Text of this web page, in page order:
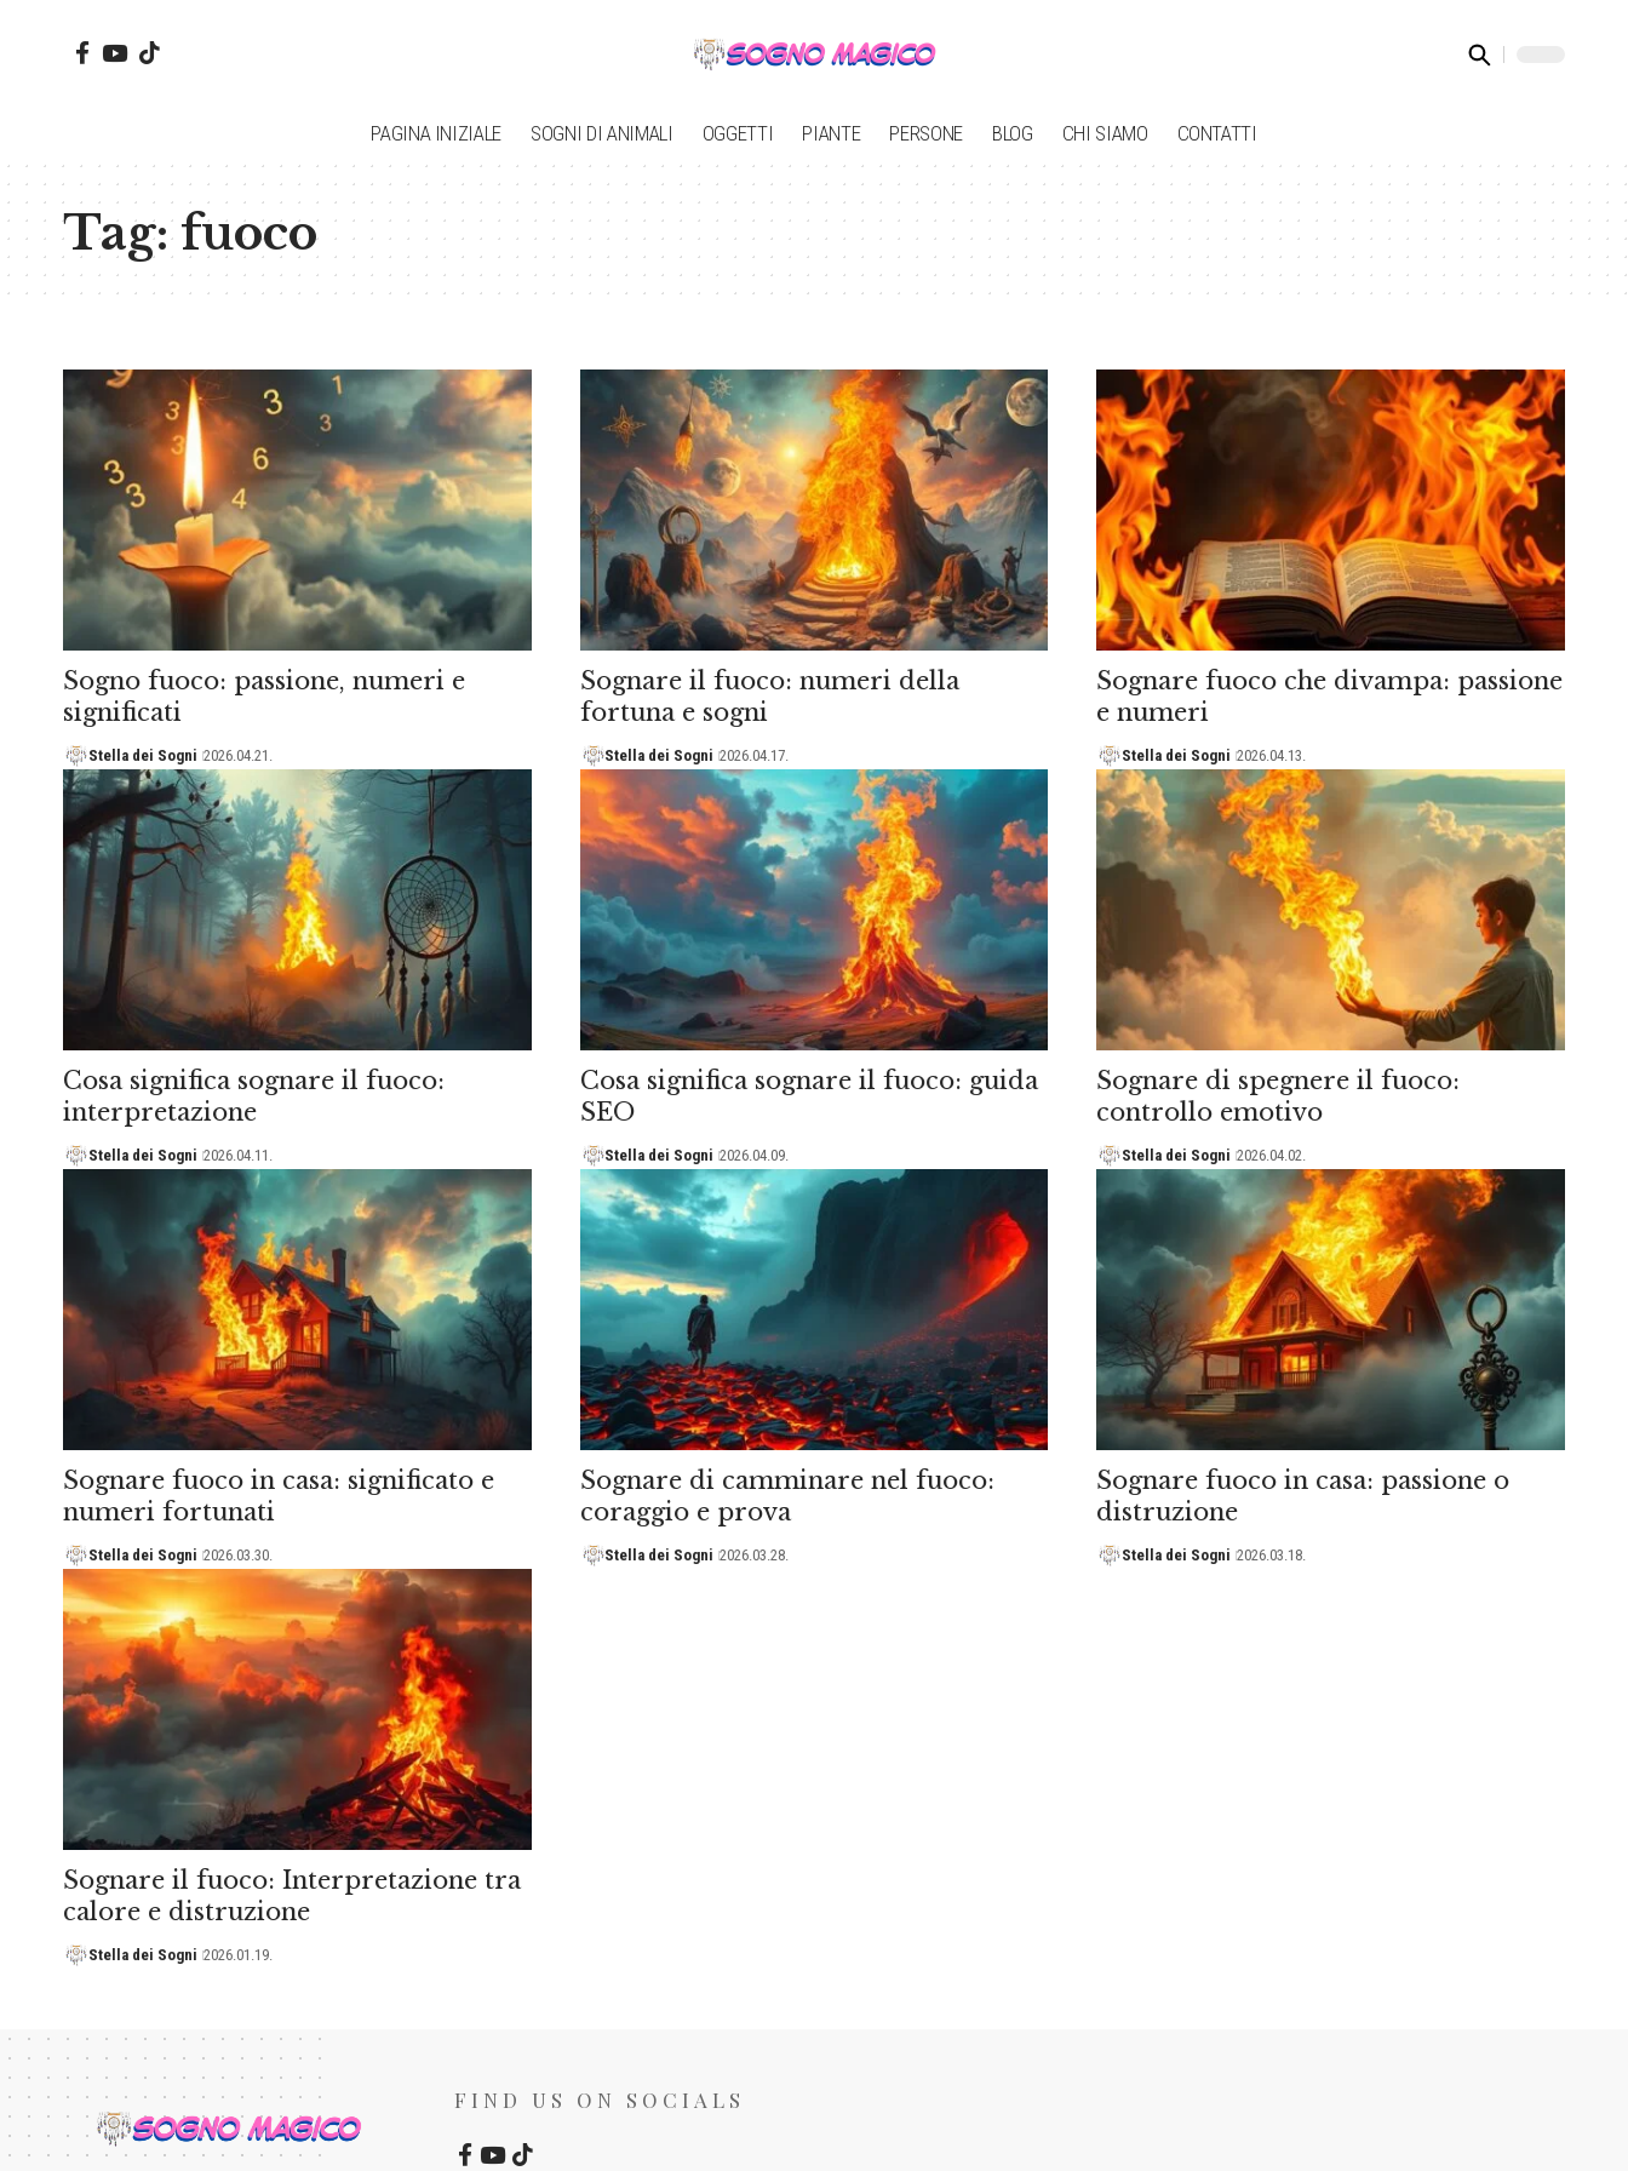
PAGINA INIZIALE SOGNI DI ANIMALI OGGETTI PIANTE PERSONE BLOG CHI SIAMO CONTATTI
Tag:fuoco
Sogno fuoco: passione, numeri e
significati
Stella dei Sogni 2026.04.21.
Sognare il fuoco: numeri della
fortuna e sogni
Stella dei Sogni 2026.04.17.
Sognare fuoco che divampa: passione
e numeri
Stella dei Sogni 2026.04.13.
Cosa significa sognare il fuoco:
interpretazione
Stella dei Sogni 2026.04.11.
Cosa significa sognare il fuoco: guida
SEO
Stella dei Sogni 2026.04.09.
Sognare di spegnere il fuoco:
controllo emotivo
Stella dei Sogni 2026.04.02.
Sognare fuoco in casa: significato e
numeri fortunati
Stella dei Sogni 2026.03.30.
Sognare di camminare nel fuoco:
coraggio e prova
Stella dei Sogni 2026.03.28.
Sognare fuoco in casa: passione o
distruzione
Stella dei Sogni 2026.03.18.
Sognare il fuoco: Interpretazione tra
calore e distruzione
Stella dei Sogni 2026.01.19.
FIND US ON SOCIALS